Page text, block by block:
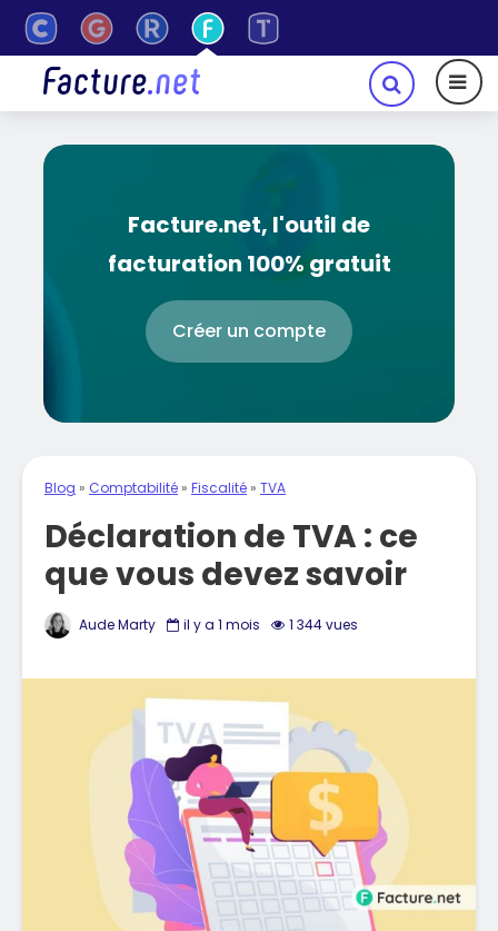
Facture.net, l'outil de
facturation 100% gratuit
Créer un compte
Blog » Comptabilité » Fiscalité » TVA
Déclaration de TVA : ce
que vous devez savoir
Aude Marty il y a 1 mois 1 344 vues